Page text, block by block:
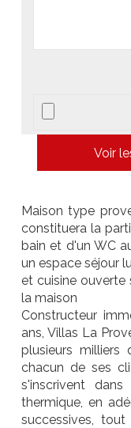
Voir
Maison type
constituera la
bain et d'un WC
un espace séjour
et cuisine ouverte
la maison
Constructeur
ans, Villas La
plusieurs milliers
chacun de ses
s'inscrivent
thermique, en
successives,